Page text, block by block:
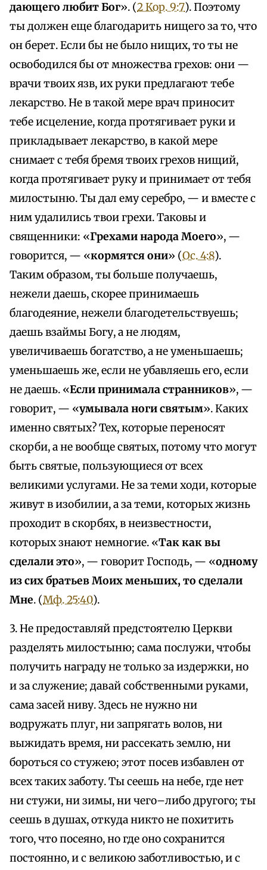
дающего любит Бог». (2 Кор. 9:7). Поэтому
ты должен еще благодарить нищего за то, что
он берет. Если бы не было нищих, то ты не
освободился бы от множества грехов: они —
врачи твоих язв, их руки предлагают тебе
лекарство. Не в такой мере врач приносит
тебе исцеление, когда протягивает руки и
прикладывает лекарство, в какой мере
снимает с тебя бремя твоих грехов нищий,
когда протягивает руку и принимает от тебя
милостыню. Ты дал ему серебро, — и вместе с
ним удалились твои грехи. Таковы и
священники: «Грехами народа Моего», —
говорится, — «кормятся они» (Ос. 4:8).
Таким образом, ты больше получаешь,
нежели даешь, скорее принимаешь
благодеяние, нежели благодетельствуешь;
даешь взаймы Богу, а не людям,
увеличиваешь богатство, а не уменьшаешь;
уменьшаешь же, если не убавляешь его, если
не даешь. «Если принимала странников», —
говорит, — «умывала ноги святым». Каких
именно святых? Тех, которые переносят
скорби, а не вообще святых, потому что могут
быть святые, пользующиеся от всех
великими услугами. Не за теми ходи, которые
живут в изобилии, а за теми, которых жизнь
проходит в скорбях, в неизвестности,
которых знают немногие. «Так как вы
сделали это», — говорит Господь, — «одному
из сих братьев Моих меньших, то сделали
Мне. (Мф. 25:40).
3. Не предоставляй предстоятелю Церкви
разделять милостыню; сама послужи, чтобы
получить награду не только за издержки, но
и за служение; давай собственными руками,
сама засей ниву. Здесь не нужно ни
водружать плуг, ни запрягать волов, ни
выжидать время, ни рассекать землю, ни
бороться со стужею; этот посев избавлен от
всех таких заботу. Ты сеешь на небе, где нет
ни стужи, ни зимы, ни чего–либо другого; ты
сеешь в душах, откуда никто не похитить
того, что посеяно, но где оно сохранится
постоянно, и с великою заботливостью, и с